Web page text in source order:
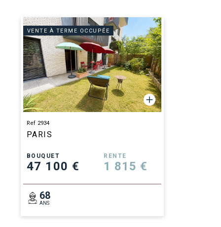
VENTE À TERME OCCUPÉE
Ref 2934
PARIS
BOUQUET
47 100 €
RENTE
1 815 €
68
ANS